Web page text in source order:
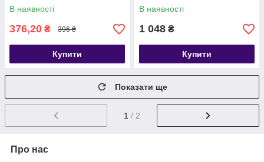
В наявності
376,20 ₴ 396 ₴
Купити
В наявності
1 048 ₴
Купити
Показати ще
1 / 2
Про нас